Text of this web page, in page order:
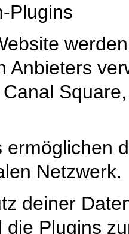
Plugins
Anbieters
ermöglichen
Netzwerk.
deiner
die Plugins